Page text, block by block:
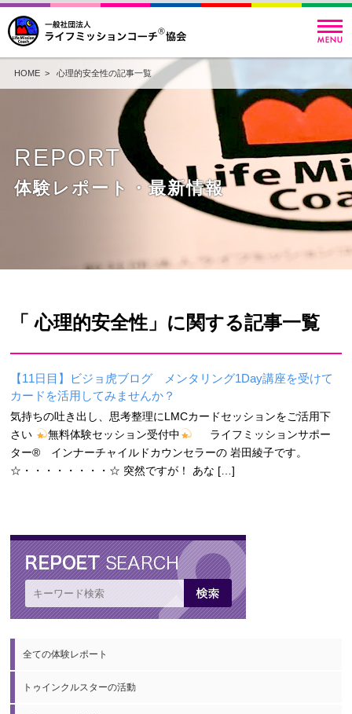
HOME> 心理的安全性の記事一覧
REPORT
体験レポート・最新情報
「 心理的安全性」に関する記事一覧
【11日目】ビジョ虎ブログ メンタリング1Day講座を受けて
カードを活用してみませんか？
気持ちの吐き出し、思考整理にLMCカードセッションをご活用下
さい
無料体験セッション受付中
ライフミッションサポー
ター® インナーチャイルドカウンセラーの 岩田綾子です。
☆・・・・・・・・☆ 突然ですが！ あな […]
全ての体験レポート
トゥインクルスターの活動